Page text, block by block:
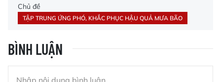
Chủ đề
TẬP TRUNG ỨNG PHÓ, KHẮC PHỤC HẬU QUẢ MƯA BÃO
BÌNH LUẬN